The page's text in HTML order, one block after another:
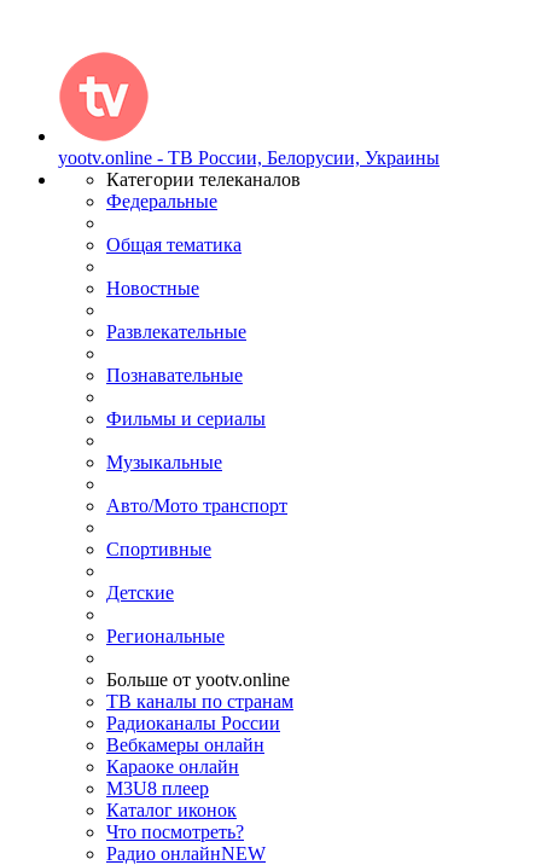
yootv.online - ТВ России, Белорусии, Украины
Категории телеканалов
Федеральные
Общая тематика
Новостные
Развлекательные
Познавательные
Фильмы и сериалы
Музыкальные
Авто/Мото транспорт
Спортивные
Детские
Региональные
Больше от yootv.online
ТВ каналы по странам
Радиоканалы России
Вебкамеры онлайн
Караоке онлайн
M3U8 плеер
Каталог иконок
Что посмотреть?
Радио онлайнNEW